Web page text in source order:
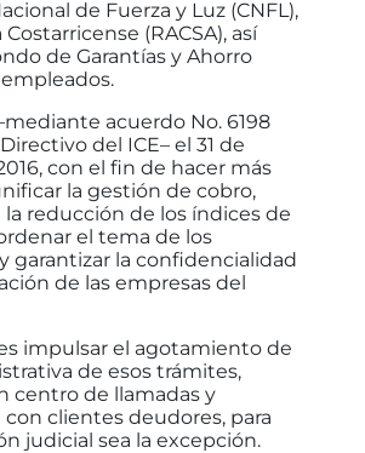
de Fuerza y Luz (CNFL),
(RACSA), así
de Garantías y Ahorro
empleados.
acuerdo No. 6198
del ICE– el 31 de
con el fin de hacer más
la gestión de cobro,
la reducción de los índices de
el tema de los
garantizar la confidencialidad
de las empresas del
impulsar el agotamiento de
de esos trámites,
centro de llamadas y
clientes deudores, para
judicial sea la excepción.